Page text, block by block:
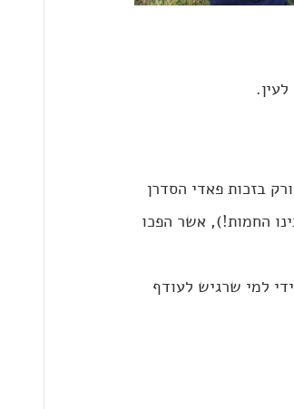
בזכות פאדי הסדרן
החמות!), אשר הפכו
למי שרגיש לעודף